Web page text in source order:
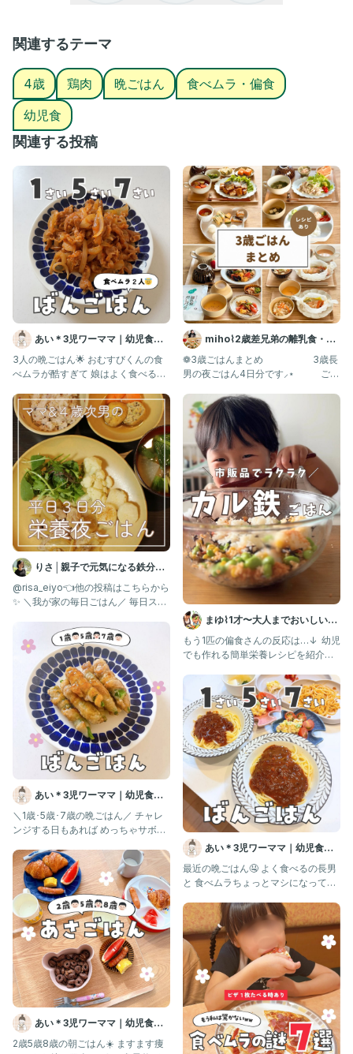
#親子ごはんの悩みサポート
関連するテーマ
4歳 鶏肉 晩ごはん
食べムラ・偏食
幼児食
関連する投稿
あい＊3児ワーママ｜幼児食｜
コープ
3人の晩ごはん🌟 おむすびくんの食
べムラが酷すぎて 娘はよく食べるほ
りさ│親子で元気になる鉄分ご
はん
@risa_eiyo👈他の投稿はこちらから
✨️ ＼我が家の毎日ごはん／ 毎日スト
あい＊3児ワーママ｜幼児食｜
コープ
＼1歳･5歳･7歳の晩ごはん／ チャレ
ンジする日もあれば めっちゃサボる
あい＊3児ワーママ｜幼児食｜
コープ
2歳5歳8歳の朝ごはん☀️ ますます痩
miho⌇2歳差兄弟の離乳食・幼
児食 取り分けレシピ
❁3歳ごはんまとめ 3歳長
男の夜ごはん4日分です⸝⋆ ごは
まゆ⌇1才〜大人までおいしい偏
食改善レシピ ｜ 幼児食
もう1匹の偏食さんの反応は…↓ ⁡ 幼児
でも作れる簡単栄養レシピを紹介中
あい＊3児ワーママ｜幼児食｜
コープ
最近の晩ごはん🤤 よく食べるの長男
と 食べムラちょっとマシになってき